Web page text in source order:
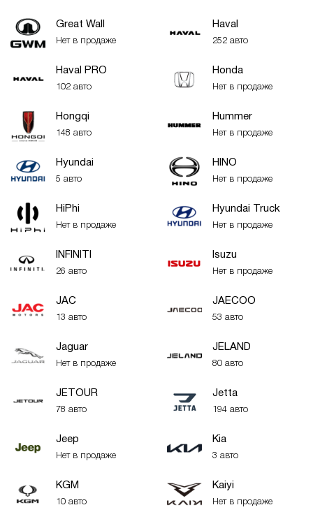
Great Wall
Нет в продаже
Haval
252 авто
Haval PRO
102 авто
Honda
Нет в продаже
Hongqi
148 авто
Hummer
Нет в продаже
Hyundai
5 авто
HINO
Нет в продаже
HiPhi
Нет в продаже
Hyundai Truck
Нет в продаже
INFINITI
26 авто
Isuzu
Нет в продаже
JAC
13 авто
JAECOO
53 авто
Jaguar
Нет в продаже
JELAND
80 авто
JETOUR
78 авто
Jetta
194 авто
Jeep
Нет в продаже
Kia
3 авто
KGM
10 авто
Kaiyi
Нет в продаже